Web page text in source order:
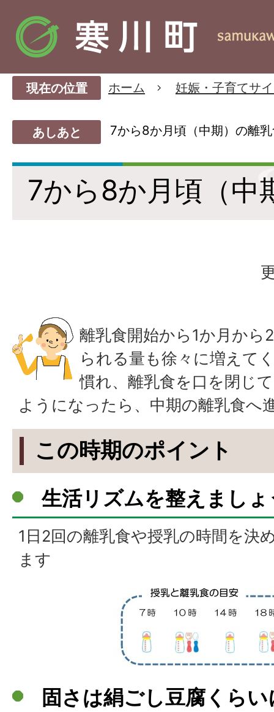
現在の位置 ホーム 妊娠・子育てサ
あしあと 7から8か月頃（中期）の離
7から8か月頃（中
離乳食開始から1か月から
られる量も徐々に増えて
慣れ、離乳食を口を閉じ
ようになったら、中期の離乳食へ
この時期のポイント
生活リズムを整えましょ
1日2回の離乳食や授乳の時間を決
ます
固さは絹ごし豆腐くら